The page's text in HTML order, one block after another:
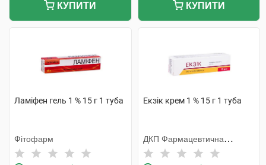
КУПИТИ КУПИТИ
Ламіфен гель 1 % 15 г 1 туба
Фітофарм
Екзік крем 1 % 15 г 1 туба
ДКП Фармацевтична
фабрика